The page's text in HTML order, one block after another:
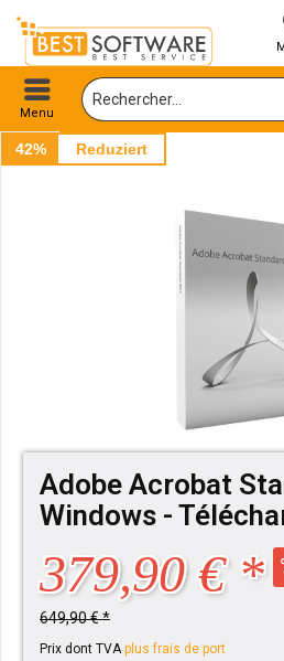
Menu
42% Reduziert
Adobe Acrobat
Windows -
379,90 € *
649,90 € *
Prix dont TVAplus frais de port